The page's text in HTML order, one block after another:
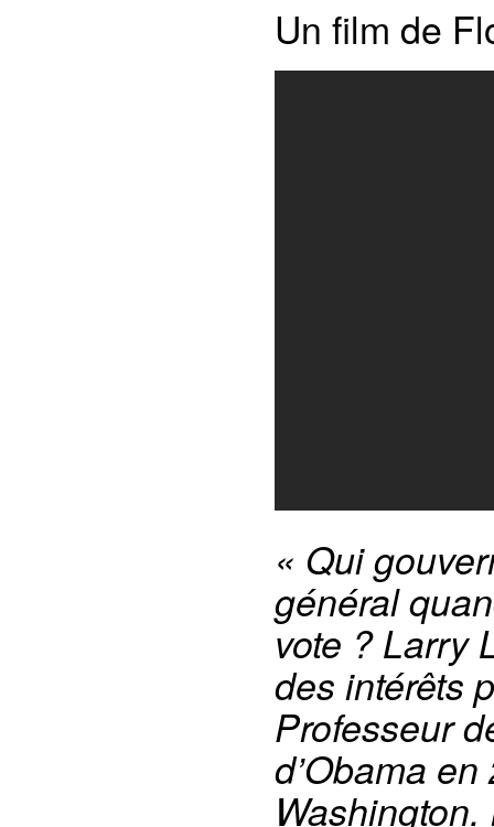
Un film de
« Qui
général
vote ? Larry
des intérêts
Professeur
d’Obama